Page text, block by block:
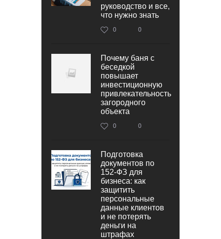
руководство и все,
что нужно знать
0 0
Почему баня с
беседкой
повышает
инвестиционную
привлекательность
загородного
объекта
0 0
Подготовка
документов по
152‑ФЗ для
бизнеса: как
защитить
персональные
данные клиентов
и не потерять
деньги на
штрафах